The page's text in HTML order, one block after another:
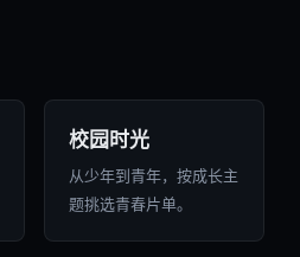
校园时光
从少年到青年，按成长主
题挑选青春片单。